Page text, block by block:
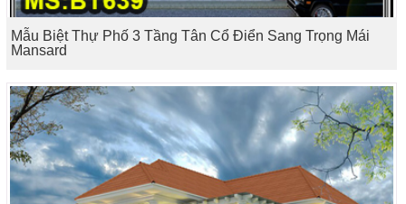
Mẫu Biệt Thự Phố 3 Tầng Tân Cổ Điển Sang Trọng Mái
Mansard